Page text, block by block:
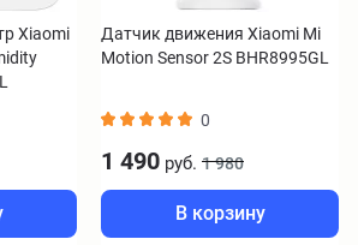
Xiaomi
Датчик движения Xiaomi Mi
Motion Sensor 2S BHR8995GL
0
1 490 руб. 1 980
В корзину